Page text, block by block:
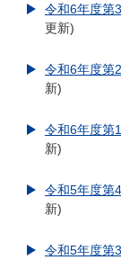
令和6年度第
更新
令和6年度第
新
令和6年度第
新
令和5年度第
新
令和5年度第